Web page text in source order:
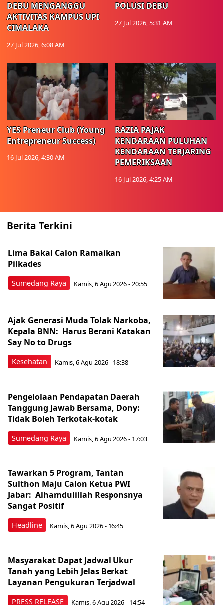
DEBU MENGANGGU
AKTIVITAS KAMPUS UPI
CIMALAKA
27 Jul 2026, 6:08 AM
POLUSI DEBU
27 Jul 2026, 5:31 AM
YES Preneur Club (Young
Entrepreneur Success)
16 Jul 2026, 4:30 AM
RAZIA PAJAK
KENDARAAN PULUHAN
KENDARAAN TERJARING
PEMERIKSAAN
16 Jul 2026, 4:25 AM
Berita Terkini
Sumedang Raya
Lima Bakal Calon Ramaikan
Pilkades
Kamis, 6 Agu 2026 - 20:55
Kesehatan
Ajak Generasi Muda Tolak Narkoba,
Kepala BNN: Harus Berani Katakan
Say No to Drugs
Kamis, 6 Agu 2026 - 18:38
Sumedang Raya
Pengelolaan Pendapatan Daerah
Tanggung Jawab Bersama, Dony:
Tidak Boleh Terkotak-kotak
Kamis, 6 Agu 2026 - 17:03
Headline
Tawarkan 5 Program, Tantan
Sulthon Maju Calon Ketua PWI
Jabar: Alhamdulillah Responsnya
Sangat Positif
Kamis, 6 Agu 2026 - 16:45
PRESS RELEASE
Masyarakat Dapat Jadwal Ukur
Tanah yang Lebih Jelas Berkat
Layanan Pengukuran Terjadwal
Kamis, 6 Agu 2026 - 14:54